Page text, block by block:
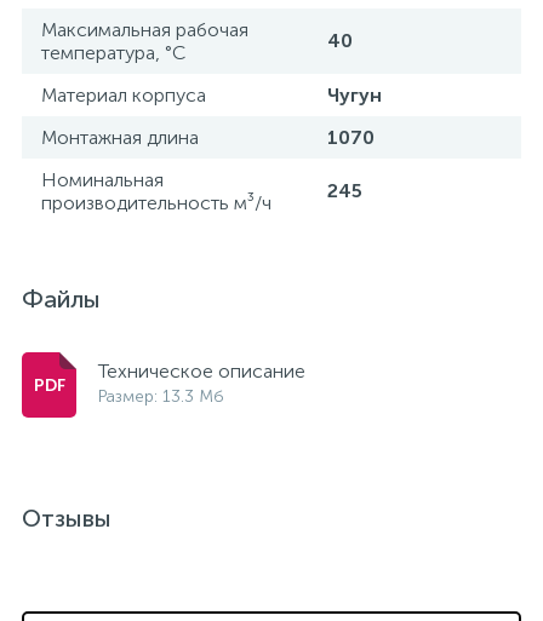
Максимальная рабочая
температура, °С
40
Материал корпуса
Чугун
Монтажная длина
1070
Номинальная
производительность м³/ч
245
Файлы
Техническое описание
Размер: 13.3 Мб
Отзывы